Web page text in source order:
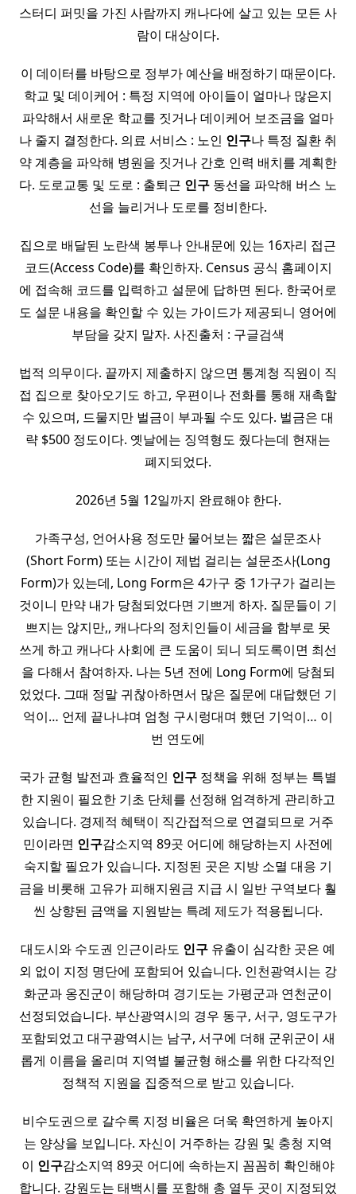
스터디 퍼밋을 가진 사람까지 캐나다에 살고 있는 모든 사
람이 대상이다.
이 데이터를 바탕으로 정부가 예산을 배정하기 때문이다.
학교 및 데이케어 : 특정 지역에 아이들이 얼마나 많은지
파악해서 새로운 학교를 짓거나 데이케어 보조금을 얼마
나 줄지 결정한다. 의료 서비스 : 노인 인구나 특정 질환 취
약 계층을 파악해 병원을 짓거나 간호 인력 배치를 계획한
다. 도로교통 및 도로 : 출퇴근 인구 동선을 파악해 버스 노
선을 늘리거나 도로를 정비한다.
집으로 배달된 노란색 봉투나 안내문에 있는 16자리 접근
코드(Access Code)를 확인하자. Census 공식 홈페이지
에 접속해 코드를 입력하고 설문에 답하면 된다. 한국어로
도 설문 내용을 확인할 수 있는 가이드가 제공되니 영어에
부담을 갖지 말자. 사진출처 : 구글검색
법적 의무이다. 끝까지 제출하지 않으면 통계청 직원이 직
접 집으로 찾아오기도 하고, 우편이나 전화를 통해 재촉할
수 있으며, 드물지만 벌금이 부과될 수도 있다. 벌금은 대
략 $500 정도이다. 옛날에는 징역형도 줬다는데 현재는
폐지되었다.
2026년 5월 12일까지 완료해야 한다.
가족구성, 언어사용 정도만 물어보는 짧은 설문조사
(Short Form) 또는 시간이 제법 걸리는 설문조사(Long
Form)가 있는데, Long Form은 4가구 중 1가구가 걸리는
것이니 만약 내가 당첨되었다면 기쁘게 하자. 질문들이 기
쁘지는 않지만,, 캐나다의 정치인들이 세금을 함부로 못
쓰게 하고 캐나다 사회에 큰 도움이 되니 되도록이면 최선
을 다해서 참여하자. 나는 5년 전에 Long Form에 당첨되
었었다. 그때 정말 귀찮아하면서 많은 질문에 대답했던 기
억이… 언제 끝나냐며 엄청 구시렁대며 했던 기억이… 이
번 연도에
국가 균형 발전과 효율적인 인구 정책을 위해 정부는 특별
한 지원이 필요한 기초 단체를 선정해 엄격하게 관리하고
있습니다. 경제적 혜택이 직간접적으로 연결되므로 거주
민이라면 인구감소지역 89곳 어디에 해당하는지 사전에
숙지할 필요가 있습니다. 지정된 곳은 지방 소멸 대응 기
금을 비롯해 고유가 피해지원금 지급 시 일반 구역보다 훨
씬 상향된 금액을 지원받는 특례 제도가 적용됩니다.
대도시와 수도권 인근이라도 인구 유출이 심각한 곳은 예
외 없이 지정 명단에 포함되어 있습니다. 인천광역시는 강
화군과 옹진군이 해당하며 경기도는 가평군과 연천군이
선정되었습니다. 부산광역시의 경우 동구, 서구, 영도구가
포함되었고 대구광역시는 남구, 서구에 더해 군위군이 새
롭게 이름을 올리며 지역별 불균형 해소를 위한 다각적인
정책적 지원을 집중적으로 받고 있습니다.
비수도권으로 갈수록 지정 비율은 더욱 확연하게 높아지
는 양상을 보입니다. 자신이 거주하는 강원 및 충청 지역
이 인구감소지역 89곳 어디에 속하는지 꼼꼼히 확인해야
합니다. 강원도는 태백시를 포함해 총 열두 곳이 지정되었